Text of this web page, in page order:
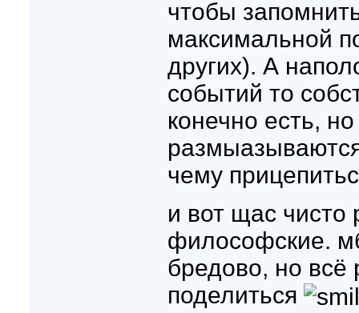
чтобы
максимальной
других). А
событий то
конечно есть,
чему
и вот щас
философские.
бредово, но всё
поделиться